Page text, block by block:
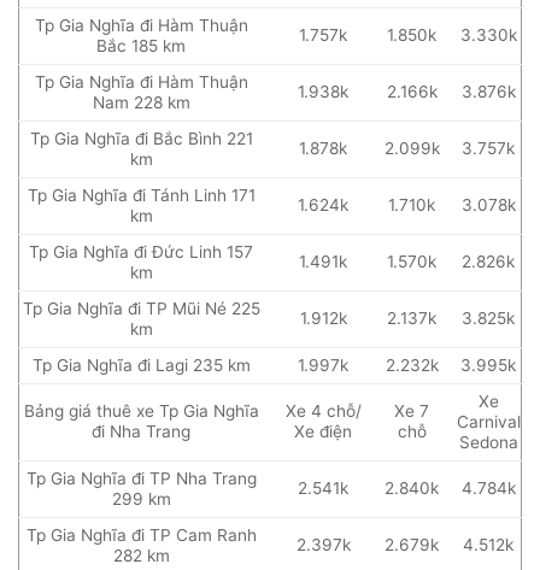
Tp Gia Nghĩa đi Hàm Thuận
Bắc 185 km
1.757k 1.850k 3.330k
Tp Gia Nghĩa đi Hàm Thuận
Nam 228 km
1.938k 2.166k 3.876k
Tp Gia Nghĩa đi Bắc Bình 221
km
1.878k 2.099k 3.757k
Tp Gia Nghĩa đi Tánh Linh 171
km
1.624k 1.710k 3.078k
Tp Gia Nghĩa đi Đức Linh 157
km
1.491k 1.570k 2.826k
Tp Gia Nghĩa đi TP Mũi Né 225
km
1.912k 2.137k 3.825k
Tp Gia Nghĩa đi Lagi 235 km 1.997k 2.232k 3.995k
Bảng giá thuê xe Tp Gia Nghĩa
đi Nha Trang
Xe 4 chỗ/
Xe điện
Xe 7
chỗ
Xe
Carnival
Sedona
Tp Gia Nghĩa đi TP Nha Trang
299 km
2.541k 2.840k 4.784k
Tp Gia Nghĩa đi TP Cam Ranh
282 km
2.397k 2.679k 4.512k